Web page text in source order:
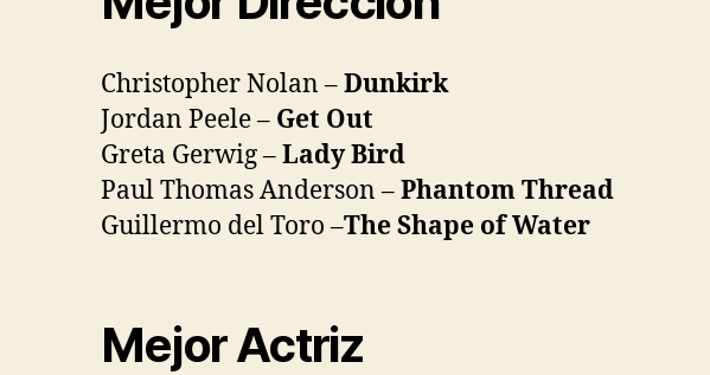
Christopher Nolan –Dunkirk
Jordan Peele – Get Out
Greta Gerwig –Lady Bird
Paul Thomas Anderson –Phantom Thread
Guillermo del Toro –The Shape of Water
Mejor Actriz